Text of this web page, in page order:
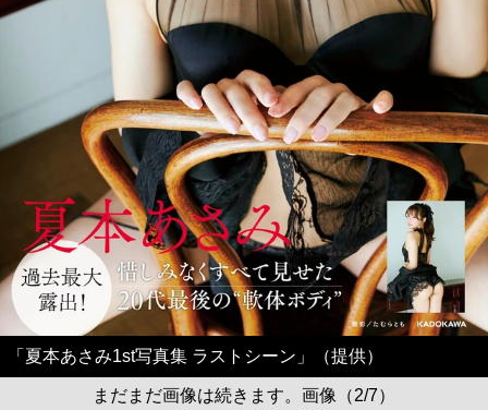
「夏本あさみ1st写真集 ラストシーン」（提供）
まだまだ画像は続きます。画像（2/7）